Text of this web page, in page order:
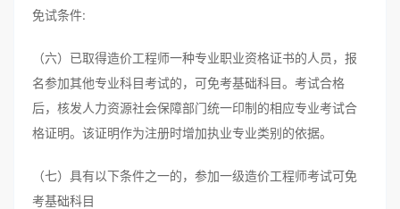
免试条件:
（六）已取得造价工程师一种专业职业资格证书的人员，报
名参加其他专业科目考试的，可免考基础科目。考试合格
后，核发人力资源社会保障部门统一印制的相应专业考试合
格证明。该证明作为注册时增加执业专业类别的依据。
（七）具有以下条件之一的，参加一级造价工程师考试可免
考基础科目